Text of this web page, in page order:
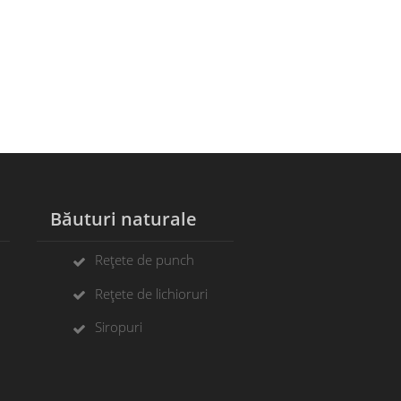
Băuturi naturale
Rețete de punch
Rețete de lichioruri
Siropuri